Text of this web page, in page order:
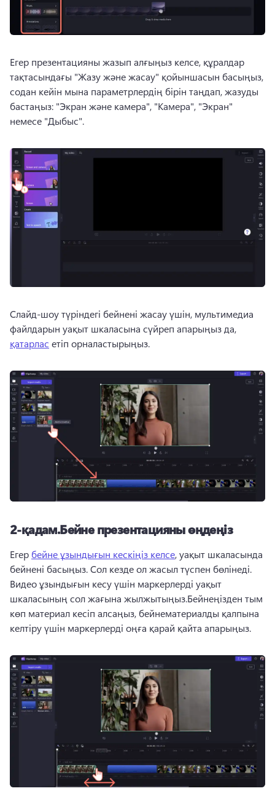
Егер презентацияны жазып алғыңыз келсе, құралдар
тақтасындағы "Жазу және жасау" қойыншасын басыңыз,
содан кейін мына параметрлердің бірін таңдап, жазуды
бастаңыз: "Экран және камера", "Камера", "Экран"
немесе "Дыбыс".
Слайд-шоу түріндегі бейнені жасау үшін, мультимедиа
файлдарын уақыт шкаласына сүйреп апарыңыз да,
қатарлас етіп орналастырыңыз.
2-қадам.Бейне презентацияны өңдеңіз
Егер бейне ұзындығын кескіңіз келсе, уақыт шкаласында
Видео ұзындығын кесу үшін маркерлерді уақыт
шкаласының сол жағына жылжытыңыз.Бейнеңізден тым
көп материал кесіп алсаңыз, бейнематериалды қалпына
келтіру үшін маркерлерді оңға қарай қайта апарыңыз.